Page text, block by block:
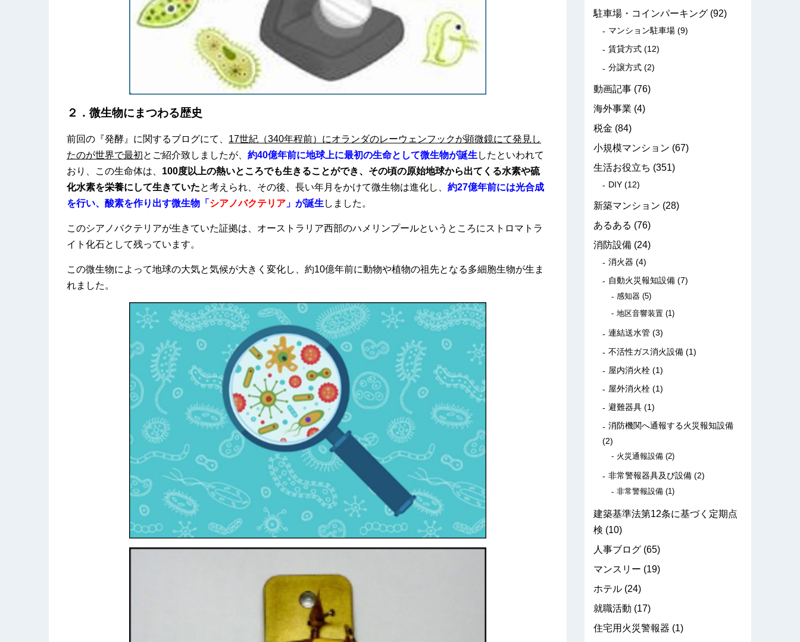
２．微生物にまつわる歴史
前回の『発酵』に関するブログにて、 17世紀（340年程前）にオランダのレーウェンフックが顕微鏡にて発見し
たのが世界で最初とご紹介致しましたが、 約40億年前に地球上に最初の生命として微生物が誕生 したといわれて
おり、この生命体は、 100度以上の熱いところでも生きることができ、その頃の原始地球から出てくる水素や硫
化水素を栄養にして生きていたと考えられ、その後、長い年月をかけて微生物は進化し、 約27億年前には光合成
を行い、酸素を作り出す微生物「 シアノバクテリア 」が誕生 しました。
このシアノバクテリアが生きていた証拠は、オーストラリア西部のハメリンプールというところにストロマトラ
イト化石として残っています。
この微生物によって地球の大気と気候が大きく変化し、約10億年前に動物や植物の祖先となる多細胞生物が生ま
れました。
駐車場・コインパーキング (92)
マンション駐車場 (9)
賃貸方式 (12)
分譲方式 (2)
動画記事 (76)
海外事業 (4)
税金 (84)
小規模マンション (67)
生活お役立ち (351)
DIY (12)
新築マンション (28)
あるある (76)
消防設備 (24)
消火器 (4)
自動火災報知設備 (7)
感知器 (5)
地区音響装置 (1)
連結送水管 (3)
不活性ガス消火設備 (1)
屋内消火栓 (1)
屋外消火栓 (1)
避難器具 (1)
消防機関へ通報する火災報知設備
(2)
火災通報設備 (2)
非常警報器具及び設備 (2)
非常警報設備 (1)
建築基準法第12条に基づく定期点
検 (10)
人事ブログ (65)
マンスリー (19)
ホテル (24)
就職活動 (17)
住宅用火災警報器 (1)